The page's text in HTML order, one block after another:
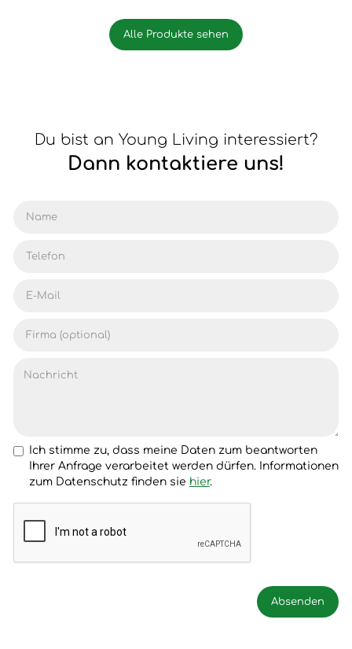
Alle Produkte sehen
Du bist an Young Living interessiert?
Dann kontaktiere uns!
Ich stimme zu, dass meine Daten zum beantworten
Ihrer Anfrage verarbeitet werden dürfen. Informationen
zum Datenschutz finden sie hier.